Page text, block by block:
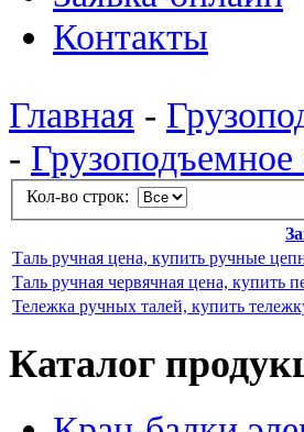
Контакты
Главная -
- Грузоподъемное
Кол-во строк:
Таль ручная цена, купить ручные
Таль ручная червячная цена, купить
Тележка ручных талей, купить
Каталог